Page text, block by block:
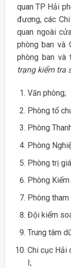
quan TP Hải
đương, các
quan ngoài
phòng ban và
phòng ban và
trạng kiểm tra
Văn phòng;
Phòng tổ
Phòng
Phòng
Phòng trị
Phòng
Phòng
Đội kiểm
Trung tâm
Chi cục Hải
I;